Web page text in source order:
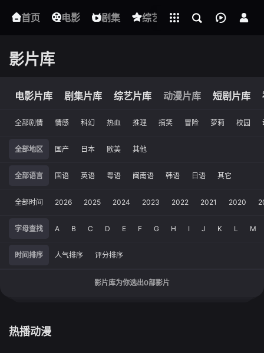
首页 电影 剧集 综艺 动漫 短剧
下载客户端
影片库
电影片库 剧集片库 综艺片库 动漫片库 短剧片库
全部剧情 情感 科幻 热血 推理 搞笑 冒险 萝莉 校园
全部地区 国产 日本 欧美 其他
全部语言 国语 英语 粤语 闽南语 韩语 日语 其它
全部时间 2026 2025 2024 2023 2022 2021 2020
字母查找 A B C D E F G H I J K L M
时间排序 人气排序 评分排序
影片库为你选出0部影片
热播动漫